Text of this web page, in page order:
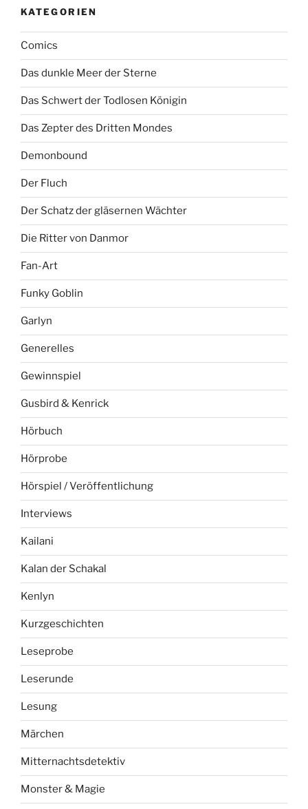
KATEGORIEN
Comics
Das dunkle Meer der Sterne
Das Schwert der Todlosen Königin
Das Zepter des Dritten Mondes
Demonbound
Der Fluch
Der Schatz der gläsernen Wächter
Die Ritter von Danmor
Fan-Art
Funky Goblin
Garlyn
Generelles
Gewinnspiel
Gusbird & Kenrick
Hörbuch
Hörprobe
Hörspiel / Veröffentlichung
Interviews
Kailani
Kalan der Schakal
Kenlyn
Kurzgeschichten
Leseprobe
Leserunde
Lesung
Märchen
Mitternachtsdetektiv
Monster & Magie